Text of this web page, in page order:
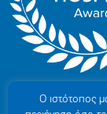
Ο ιστότοπoς